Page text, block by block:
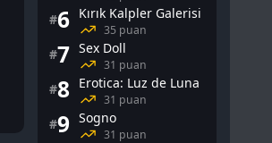
#6 Kırık Kalpler Galerisi
35 puan
#7 Sex Doll
31 puan
#8 Erotica: Luz de Luna
31 puan
#9 Sogno
31 puan